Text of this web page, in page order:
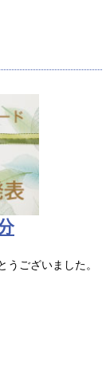
ございました。